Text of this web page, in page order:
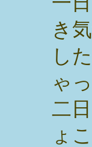
き
し
ゃ
二
ょ